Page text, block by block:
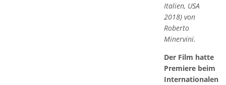
Italien, USA
2018) von
Roberto
Minervini.
Der Film hatte
Premiere beim
Internationalen